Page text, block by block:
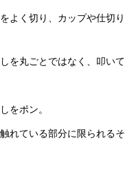
よく切り、カップや仕切
を丸ごとではなく、叩い
をポン。
れている部分に限られる